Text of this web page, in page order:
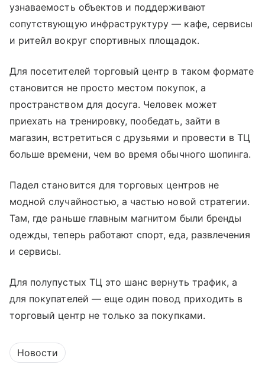
узнаваемость объектов и поддерживают
сопутствующую инфраструктуру — кафе, сервисы
и ритейл вокруг спортивных площадок.
Для посетителей торговый центр в таком формате
становится не просто местом покупок, а
пространством для досуга. Человек может
приехать на тренировку, пообедать, зайти в
магазин, встретиться с друзьями и провести в ТЦ
больше времени, чем во время обычного шопинга.
Падел становится для торговых центров не
модной случайностью, а частью новой стратегии.
Там, где раньше главным магнитом были бренды
одежды, теперь работают спорт, еда, развлечения
и сервисы.
Для полупустых ТЦ это шанс вернуть трафик, а
для покупателей — еще один повод приходить в
торговый центр не только за покупками.
Новости